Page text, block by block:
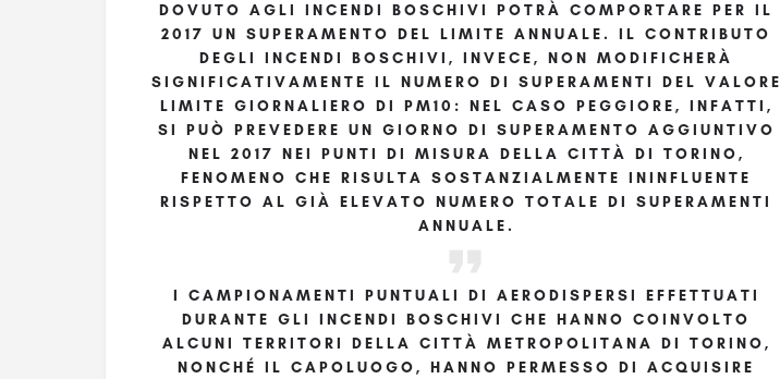
DOVUTO AGLI INCENDI BOSCHIVI POTRÀ COMPORTARE PER IL
2017 UN SUPERAMENTO DEL LIMITE ANNUALE. IL CONTRIBUTO
DEGLI INCENDI BOSCHIVI, INVECE, NON MODIFICHERÀ
SIGNIFICATIVAMENTE IL NUMERO DI SUPERAMENTI DEL VALORE
LIMITE GIORNALIERO DI PM10: NEL CASO PEGGIORE, INFATTI,
SI PUÒ PREVEDERE UN GIORNO DI SUPERAMENTO AGGIUNTIVO
NEL 2017 NEI PUNTI DI MISURA DELLA CITTÀ DI TORINO,
FENOMENO CHE RISULTA SOSTANZIALMENTE ININFLUENTE
RISPETTO AL GIÀ ELEVATO NUMERO TOTALE DI SUPERAMENTI
ANNUALE.
I CAMPIONAMENTI PUNTUALI DI AERODISPERSI EFFETTUATI
DURANTE GLI INCENDI BOSCHIVI CHE HANNO COINVOLTO
ALCUNI TERRITORI DELLA CITTÀ METROPOLITANA DI TORINO,
NONCHÉ IL CAPOLUOGO, HANNO PERMESSO DI ACQUISIRE